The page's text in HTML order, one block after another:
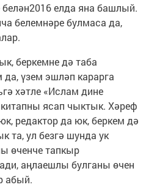
белән2016 елда яна башлый.
белемнәре булмаса да,
беркемне дә таба
үзем эшләп карарга
хәтле «Ислам дине
китапны ясап чыктык. Хәреф
редактор да юк, беркем дә
та, ул безгә шунда ук
өченче тапкыр
аңлаешлы булганы өчен
абый.